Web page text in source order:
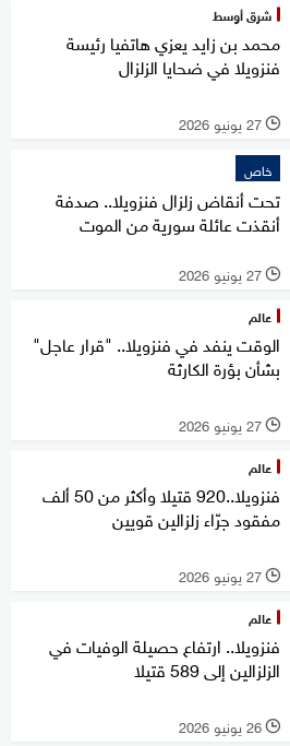
شرق أوسط
محمد بن زايد يعزي هاتفيا رئيسة
فنزويلا في ضحايا الزلزال
l 27 يونيو 2026
خاص
تحت أنقاض زلزال فنزويلا.. صدفة
أنقذت عائلة سورية من الموت
l 27 يونيو 2026
عالم
الوقت ينفد في فنزويلا.. "قرار عاجل"
بشأن بؤرة الكارثة
l 27 يونيو 2026
عالم
فنزويلا..920 قتيلا وأكثر من 50 ألف
مفقود جرّاء زلزالين قويين
l 27 يونيو 2026
عالم
فنزويلا.. ارتفاع حصيلة الوفيات في
الزلزالين إلى 589 قتيلا
l 26 يونيو 2026